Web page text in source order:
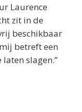
Laurence
zit in de
beschikbaar
betreft een
slagen.”